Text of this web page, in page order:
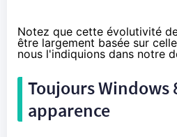
Notez que cette évolutivité
être largement basée sur
nous l'indiquions dans notre
Toujours Windows
apparence